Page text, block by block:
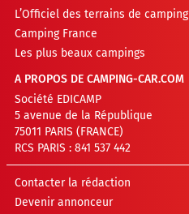
L’Officiel des terrains de camping
Camping France
Les plus beaux campings
A PROPOS DE CAMPING-CAR.COM
Société EDICAMP
5 avenue de la République
75011 PARIS (FRANCE)
RCS PARIS : 841 537 442
Contacter la rédaction
Devenir annonceur